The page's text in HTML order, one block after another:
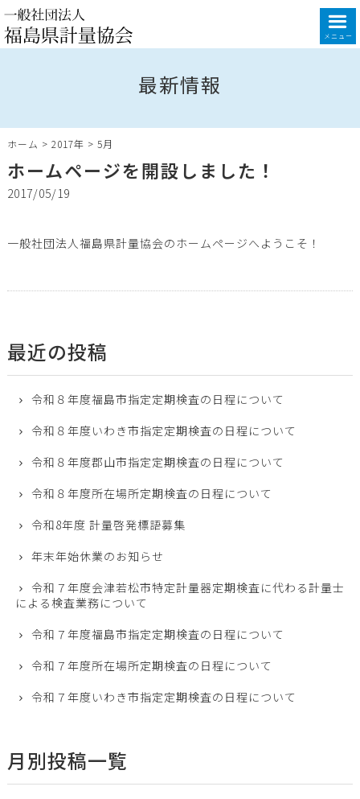
メニュー
最新情報
ホーム > 2017年 > 5月
ホームページを開設しました！
2017/05/19
一般社団法人福島県計量協会のホームページへようこそ！
最近の投稿
令和８年度福島市指定定期検査の日程について
令和８年度いわき市指定定期検査の日程について
令和８年度郡山市指定定期検査の日程について
令和８年度所在場所定期検査の日程について
令和8年度 計量啓発標語募集
年末年始休業のお知らせ
令和７年度会津若松市特定計量器定期検査に代わる計量士
による検査業務について
令和７年度福島市指定定期検査の日程について
令和７年度所在場所定期検査の日程について
令和７年度いわき市指定定期検査の日程について
月別投稿一覧